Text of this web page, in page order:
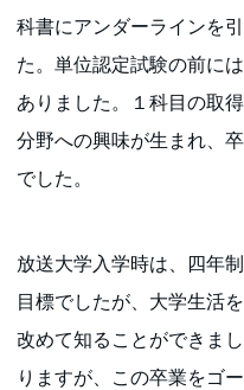
科書にアンダーラインを
た。単位認定試験の前に
ありました。１科目の取
分野への興味が生まれ、
でした。
放送大学入学時は、四年
目標でしたが、大学生活
改めて知ることができま
りますが、この卒業をゴ